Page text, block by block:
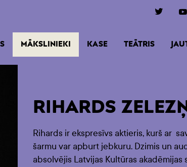
MĀKSLINIEKI (AKTĪVA)
KASE TEĀTRIS
RIHARDS
Rihards ir ekspresīvs aktieris, kurš ar
šarmu var apburt jebkuru. Dzimis un
absolvējis Latvijas Kultūras akadēmijas